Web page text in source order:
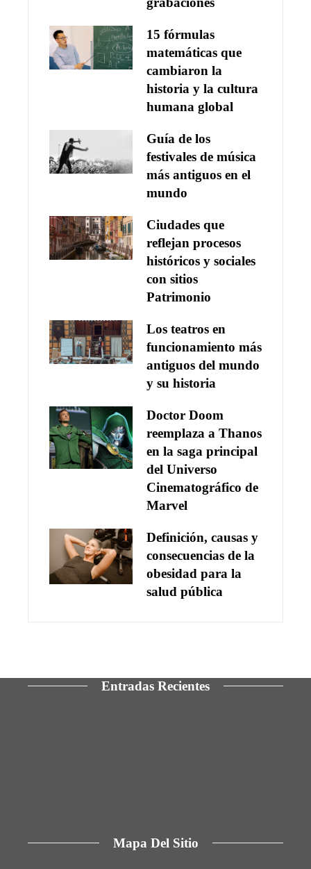
15 fórmulas
matemáticas que
cambiaron la
historia y la cultura
humana global
Guía de los
festivales de música
más antiguos en el
mundo
Ciudades que
reflejan procesos
históricos y sociales
con sitios
Patrimonio
Los teatros en
funcionamiento más
antiguos del mundo
y su historia
Doctor Doom
reemplaza a Thanos
en la saga principal
del Universo
Cinematográfico de
Marvel
Definición, causas y
consecuencias de la
obesidad para la
salud pública
Entradas Recientes
Mapa Del Sitio